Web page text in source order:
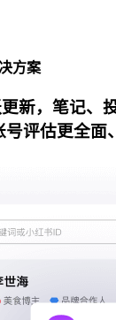
方案
新，笔记、
评估更全面